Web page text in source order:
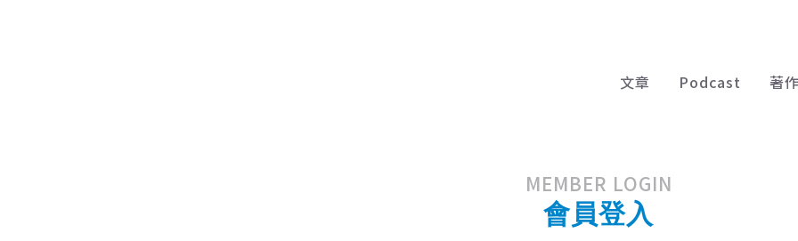
文章 Podcast 著
MEMBER LOGIN
會員登入